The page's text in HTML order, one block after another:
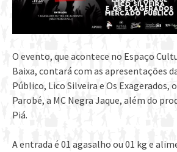
O evento, que acontece no Espaço
Baixa, contará com as apresentações
Público, Lico Silveira e Os Exagerados,
Parobé, a MC Negra Jaque, além do
Piá.
A entrada é 01 agasalho ou 01 kg e